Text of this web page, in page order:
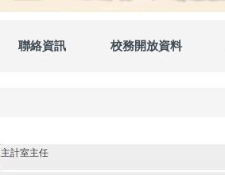
聯絡資訊 校務開放資料
主計室主任